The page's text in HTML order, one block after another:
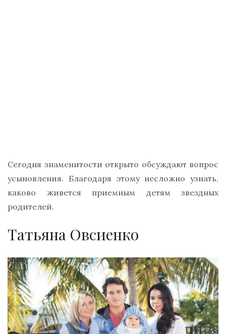
Сегодня знаменитости открыто обсуждают вопрос
усыновления. Благодаря этому несложно узнать,
каково живется приемным детям звездных
родителей.
Татьяна Овсиенко